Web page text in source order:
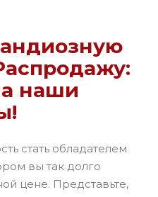
наши
стать обладателем
вы так долго
цене. Представьте,